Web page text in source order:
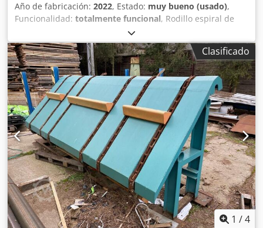
Año de fabricación: 2022, Estado: muy bueno (usado),
Funcionalidad: totalmente funcional, Rodillo espiral de
Mayrhofer con deflector hacia la izquierda, de gran
estabilidad. Longitud del brazo de descarga: 5,5 m.
Longitud del rodillo: 700 mm. Rodillo de giro contrario para
una descarga recta. Codpfxezinnro Ah Hjrf Totalmente
revestido de chapa. Pilón de descarga para la extracción
con carretilla elevadora, etc. Solo ha estado en
funcionamiento durante 8 meses.
Clasificado
1 /4